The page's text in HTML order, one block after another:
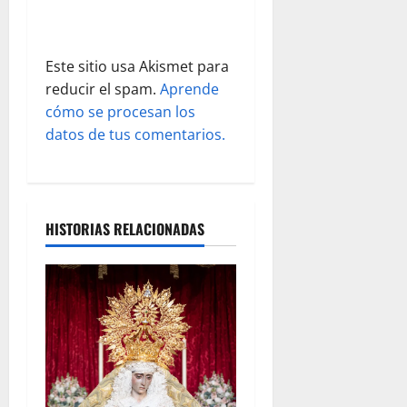
a
d
a
Este sitio usa Akismet para
reducir el spam. Aprende
cómo se procesan los
datos de tus comentarios.
HISTORIAS RELACIONADAS